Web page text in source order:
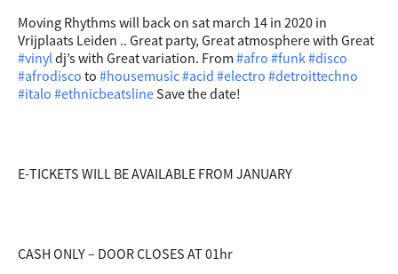
Moving Rhythms will back on sat march 14 in 2020 in
Vrijplaats Leiden .. Great party, Great atmosphere with Great
#vinyldj’s with Great variation. From #afro #funk#disco
#afrodisco to #housemusic#acid #electro #detroittechno
#italo #ethnicbeatsline Save the date!
E-TICKETS WILL BE AVAILABLE FROM JANUARY
CASH ONLY – DOOR CLOSES AT 01hr